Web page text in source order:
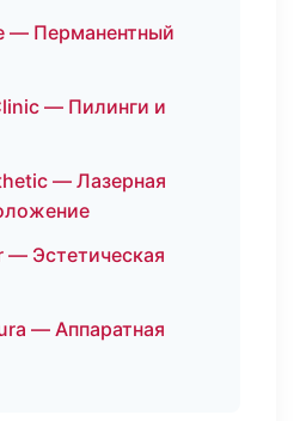
— Перманентный
— Пилинги и
— Лазерная
Эстетическая
— Аппаратная